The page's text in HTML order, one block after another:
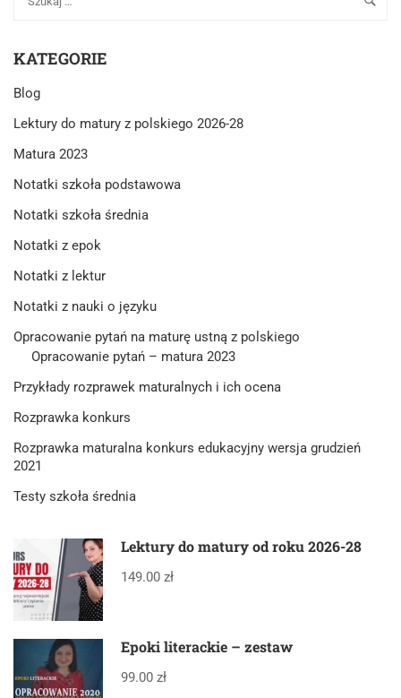
KATEGORIE
Blog
Lektury do matury z polskiego 2026-28
Matura 2023
Notatki szkoła podstawowa
Notatki szkoła średnia
Notatki z epok
Notatki z lektur
Notatki z nauki o języku
Opracowanie pytań na maturę ustną z polskiego
Opracowanie pytań – matura 2023
Przykłady rozprawek maturalnych i ich ocena
Rozprawka konkurs
Rozprawka maturalna konkurs edukacyjny wersja grudzień
2021
Testy szkoła średnia
Lektury do matury od roku 2026-28
149.00 zł
Epoki literackie – zestaw
99.00 zł